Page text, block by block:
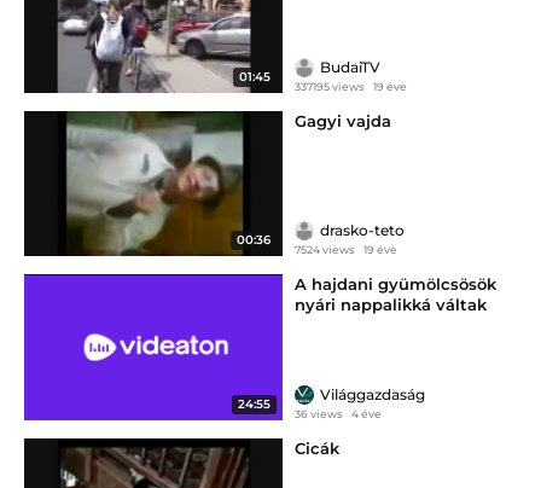
01:45
BudaiTV
337195 views 19 éve
00:36
Gagyi vajda
drasko-teto
7524 views 19 éve
24:55
A hajdani gyümölcsösök
nyári nappalikká váltak
Világgazdaság
36 views 4 éve
Cicák